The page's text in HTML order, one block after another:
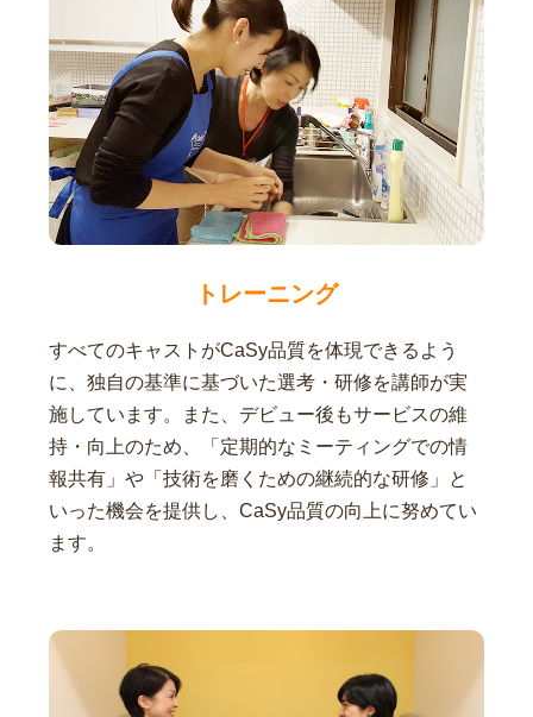
トレーニング
すべてのキャストがCaSy品質を体現できるよう
に、独自の基準に基づいた選考・研修を講師が実
施しています。また、デビュー後もサービスの維
持・向上のため、「定期的なミーティングでの情
報共有」や「技術を磨くための継続的な研修」と
いった機会を提供し、CaSy品質の向上に努めてい
ます。